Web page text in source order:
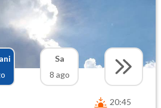
Sa
8 ago
20:45